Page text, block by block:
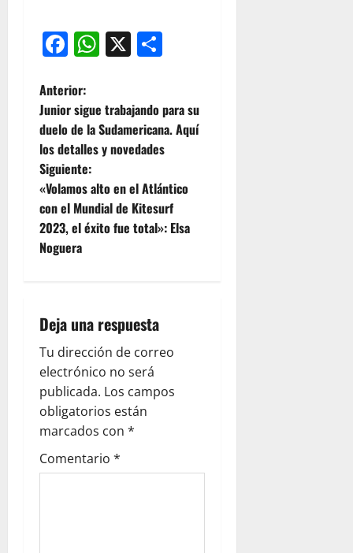
Facebook
WhatsApp
X
Anterior:
Junior sigue trabajando para su
duelo de la Sudamericana. Aquí
los detalles y novedades
Siguiente:
«Volamos alto en el Atlántico
con el Mundial de Kitesurf
2023, el éxito fue total»: Elsa
Noguera
Deja una respuesta
Tu dirección de correo
electrónico no será
publicada. Los campos
obligatorios están
marcados con *
Comentario *